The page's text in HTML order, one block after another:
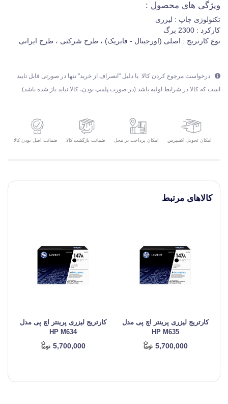
ویژگی های محصول :
تکنولوژی چاپ : لیزری
کارکرد : 2300 برگ
نوع کارتریج : اصلی (اورجینال - فابریک) ، طرح شرکتی ، طرح ایرانی
درخواست مرجوع کردن کالا با دلیل "انصراف از خرید" تنها در صورتی قابل تایید
است که کالا در شرایط اولیه باشد (در صورت پلمپ بودن، کالا نباید باز شده باشد).
امکان تحویل اکسپرس امکان پرداخت در محل ضمانت بازگشت کالا ضمانت اصل بودن کالا
کالاهای مرتبط
کارتریج لیزری پرینتر اچ پی مدل
HP M635
5,700,000
کارتریج لیزری پرینتر اچ پی مدل
HP M634
5,700,000